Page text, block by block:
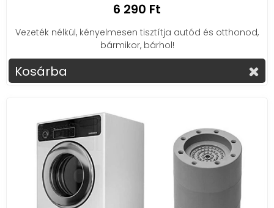
6 290 Ft
Vezeték nélkül, kényelmesen tisztítja autód és otthonod,
bármikor, bárhol!
Kosárba